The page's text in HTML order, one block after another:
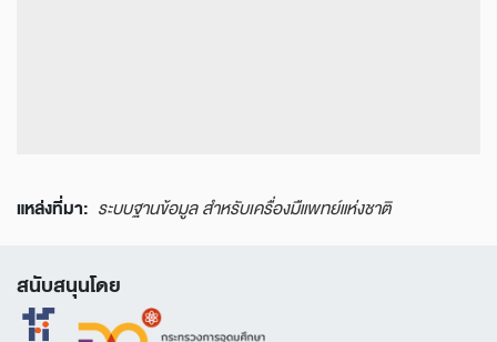
แหล่งที่มา: ระบบฐานข้อมูล สำหรับเครื่องมืแพทย์แห่งชาติ
สนับสนุนโดย